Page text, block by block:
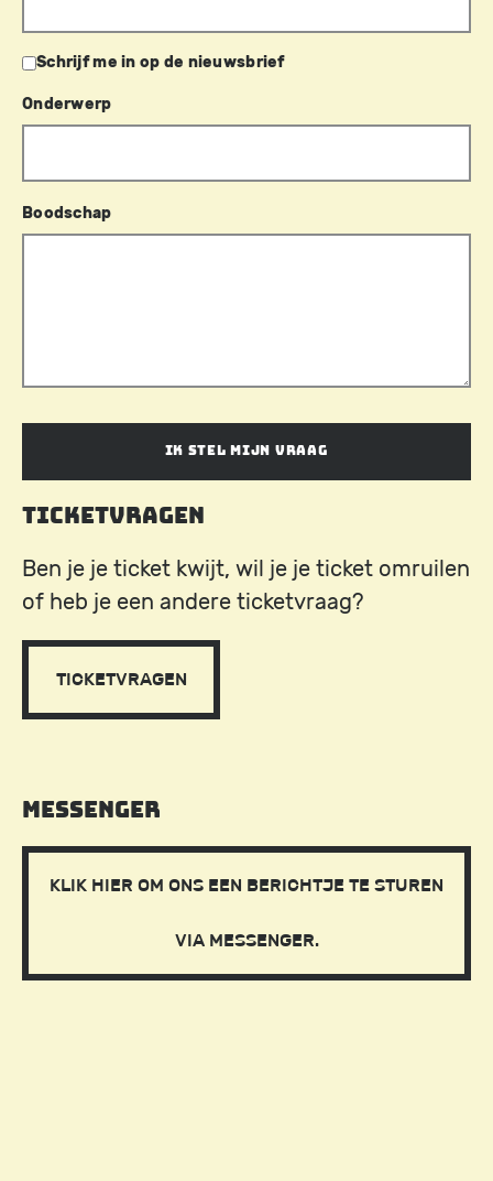
Schrijf me in op de nieuwsbrief
Onderwerp
Boodschap
Ticketvragen
Ben je je ticket kwijt, wil je je ticket omruilen
of heb je een andere ticketvraag?
TICKETVRAGEN
Messenger
KLIK HIER OM ONS EEN BERICHTJE TE STUREN
VIA MESSENGER.